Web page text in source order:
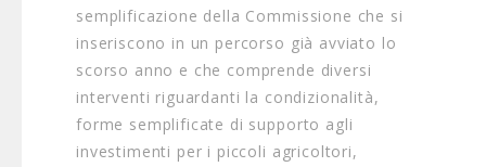
semplificazione della Commissione che si
inseriscono in un percorso già avviato lo
scorso anno e che comprende diversi
interventi riguardanti la condizionalità,
forme semplificate di supporto agli
investimenti per i piccoli agricoltori,